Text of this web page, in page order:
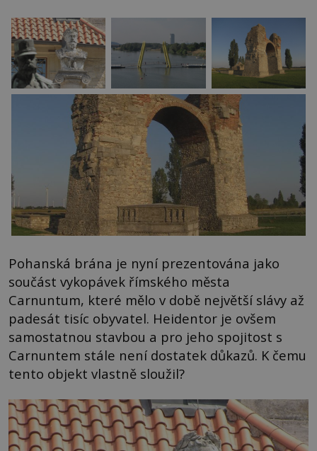
Pohanská brána je nyní prezentována jako
součást vykopávek římského města
Carnuntum, které mělo v době největší slávy až
padesát tisíc obyvatel. Heidentor je ovšem
samostatnou stavbou a pro jeho spojitost s
Carnuntem stále není dostatek důkazů. K čemu
tento objekt vlastně sloužil?